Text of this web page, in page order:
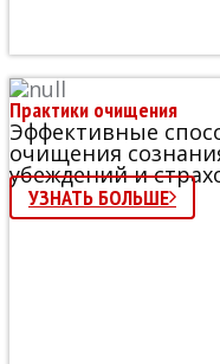
Практики очищения
Эффективные
очищения
убеждений и
УЗНАТЬ БОЛЬШЕ